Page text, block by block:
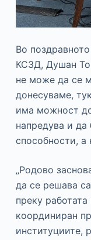
Во
КСЗД, Душан
не може да се
донесуваме,
има можност
напредува и да
способности, а
„Родово
да се решава
преку
координиран
институциите,